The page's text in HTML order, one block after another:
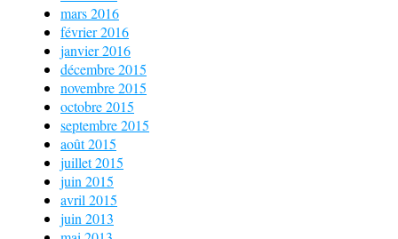
mars 2016
février 2016
janvier 2016
décembre 2015
novembre 2015
octobre 2015
septembre 2015
août 2015
juillet 2015
juin 2015
avril 2015
juin 2013